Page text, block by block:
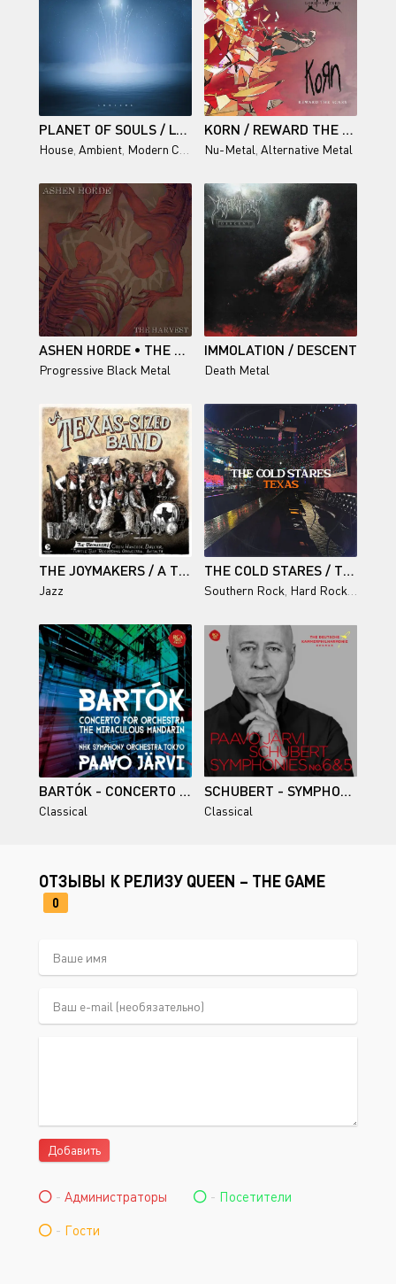
House Ambient Modern Classical ,Chillwave
Nu-Metal Alternative Metal
Progressive Black Metal
IMMOLATION / DESCENT
Death Metal
Jazz Southern Rock Hard Rock
Classical Classical
ОТЗЫВЫ К РЕЛИЗУ QUEEN – THE GAME
0
Добавить
- Администраторы - Посетители
- Гости